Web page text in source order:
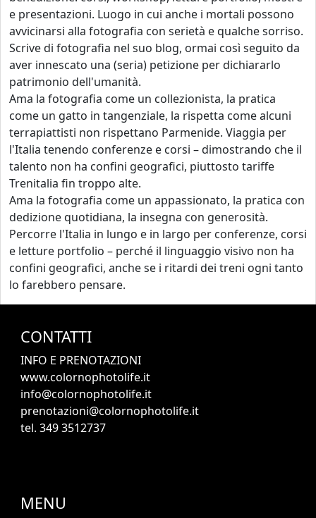
e presentazioni. Luogo in cui anche i mortali possono
avvicinarsi alla fotografia con serietà e qualche sorriso.
Scrive di fotografia nel suo blog, ormai così seguito da
aver innescato una (seria) petizione per dichiararlo
patrimonio dell'umanità.
Ama la fotografia come un collezionista, la pratica
come un gatto in tangenziale, la rispetta come alcuni
terrapiattisti non rispettano Parmenide. Viaggia per
l'Italia tenendo conferenze e corsi – dimostrando che il
talento non ha confini geografici, piuttosto tariffe
Trenitalia fin troppo alte.
Ama la fotografia come un appassionato, la pratica con
dedizione quotidiana, la insegna con generosità.
Percorre l'Italia in lungo e in largo per conferenze, corsi
e letture portfolio – perché il linguaggio visivo non ha
confini geografici, anche se i ritardi dei treni ogni tanto
lo farebbero pensare.
CONTATTI
INFO E PRENOTAZIONI
www.colornophotolife.it
info@colornophotolife.it
prenotazioni@colornophotolife.it
tel. 349 3512737
MENU